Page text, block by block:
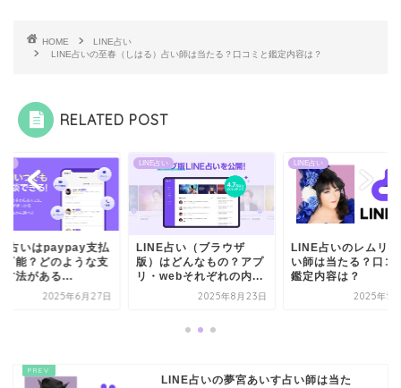
HOME
LINE占い
LINE占いの至春（しはる）占い師は当たる？口コミと鑑定内容は？
RELATED POST
占いはpaypay支払
可能？どのような支
方法がある...
2025年6月27日
LINE占い
LINE占い（ブラウザ
版）はどんなもの？アプ
リ・webそれぞれの内...
2025年8月23日
LINE占い
LINE占いのレムリ
い師は当たる？口コ
鑑定内容は？
2025年5
LINE占いの夢宮あいす占い師は当た